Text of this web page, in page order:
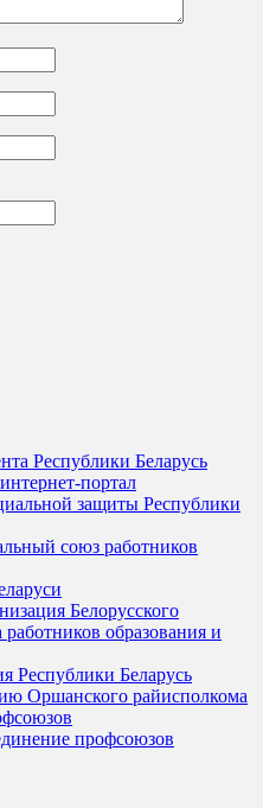
Республики Беларусь
портал
защиты Республики
союз работников
Белорусского
образования и
Республики Беларусь
Оршанского райисполкома
профсоюзов